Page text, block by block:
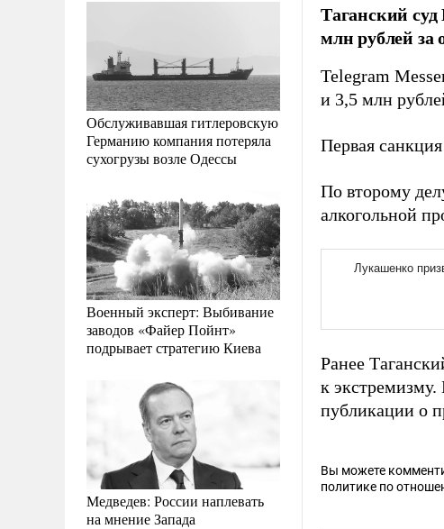
Обслуживавшая гитлеровскую
Германию компания потеряла
сухогрузы возле Одессы
Военный эксперт: Выбивание
заводов «Файер Пойнт»
подрывает стратегию Киева
Медведев: России наплевать
на мнение Запада
Таганский
млн рублей за
Telegram
и 3,5 млн
Первая
По второму
алкогольной
Ранее
к экстремизму.
публикации о
Вы можете
политике по